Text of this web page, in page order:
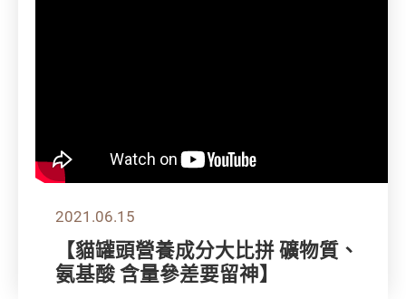
2021.06.15
【貓罐頭營養成分大比拼 礦物質、
氨基酸 含量參差要留神】